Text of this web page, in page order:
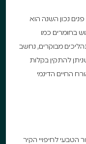
פנים נכון השנה הוא
בחומרים כמו
מבוקרים, נחשב
להתקין בקלות
החיים הדינמי
הטבעי לחיפויי הקיר